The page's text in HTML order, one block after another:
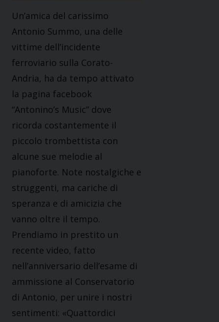
Un’amica del carissimo
Antonio Summo, una delle
vittime dell’incidente
ferroviario sulla Corato-
Andria, ha da tempo attivato
la pagina facebook
“Antonino’s Music” dove
ricorda costantemente il
piccolo trombettista con
alcune sue melodie al
pianoforte. Note nostalgiche e
struggenti, ma cariche di
speranza e di amicizia che
vanno oltre il tempo.
Prendiamo in prestito un
recente video, fatto
nell’anniversario dell’esame di
ammissione al Conservatorio
di Antonio, per unire i nostri
sentimenti: «Quattordici